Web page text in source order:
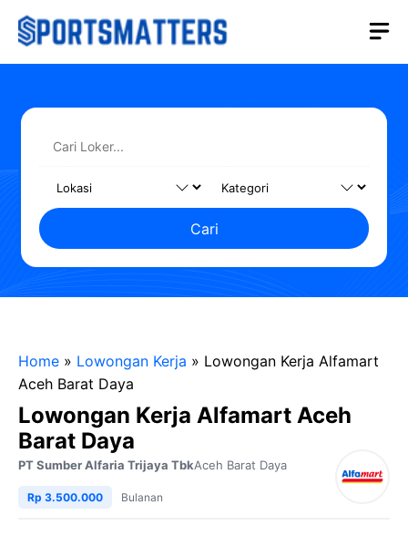
Langsung
Cari
Home » Lowongan Kerja » Lowongan Kerja Alfamart
Aceh Barat Daya
Lowongan Kerja Alfamart Aceh
Barat Daya
PT Sumber Alfaria Trijaya TbkAceh Barat Daya
Rp 3.500.000 Bulanan